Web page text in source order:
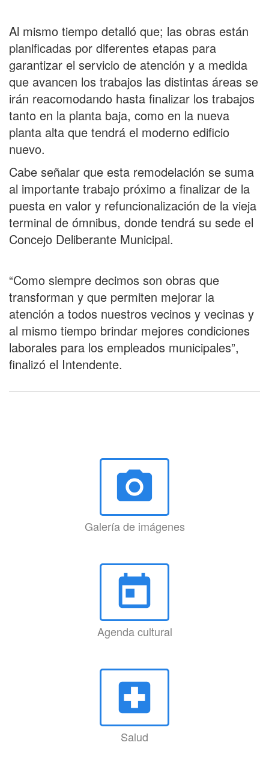
Al mismo tiempo detalló que; las obras están
planificadas por diferentes etapas para
garantizar el servicio de atención y a medida
que avancen los trabajos las distintas áreas se
irán reacomodando hasta finalizar los trabajos
tanto en la planta baja, como en la nueva
planta alta que tendrá el moderno edificio
nuevo.
Cabe señalar que esta remodelación se suma
al importante trabajo próximo a finalizar de la
puesta en valor y refuncionalización de la vieja
terminal de ómnibus, donde tendrá su sede el
Concejo Deliberante Municipal.
“Como siempre decimos son obras que
transforman y que permiten mejorar la
atención a todos nuestros vecinos y vecinas y
al mismo tiempo brindar mejores condiciones
laborales para los empleados municipales”,
finalizó el Intendente.
photo_camera
Galería de imágenes
today
Agenda cultural
local_hospital
Salud